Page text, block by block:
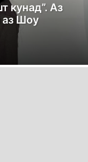
кунад”. Аз
аз Шоу